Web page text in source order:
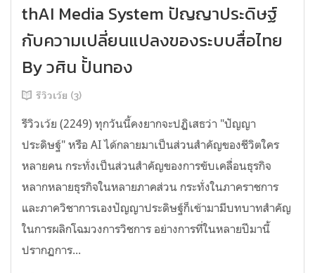
thAI Media System ปัญญาประดิษฐ์
กับความเปลี่ยนแปลงของระบบสื่อไทย
By วศิน ปั้นทอง
รีวิวเว้ย (3)
รีวิวเว้ย (2249) ทุกวันนี้คงยากจะปฏิเสธว่า "ปัญญา
ประดิษฐ์" หรือ AI ได้กลายมาเป็นส่วนสำคัญของชีวิตใคร
หลายคน กระทั่งเป็นส่วนสำคัญของการขับเคลื่อนธุรกิจ
หลากหลายธุรกิจในหลายภาคส่วน กระทั่งในภาคราชการ
และภาควิชาการเองปัญญาประดิษฐ์ก็เข้ามามีบทบาทสำคัญ
ในการผลิกโฉมวงการวิชการ อย่างการที่ในหลายปีมานี้
ปรากฏการ...